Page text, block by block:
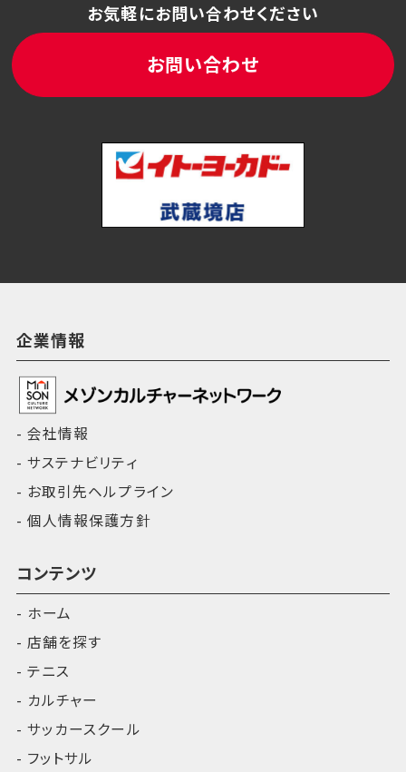
お気軽にお問い合わせください
お問い合わせ
企業情報
会社情報
サステナビリティ
お取引先ヘルプライン
個人情報保護方針
コンテンツ
ホーム
店舗を探す
テニス
カルチャー
サッカースクール
フットサル